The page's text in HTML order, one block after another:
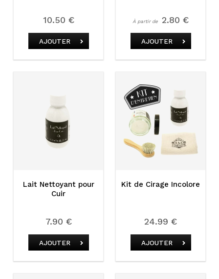
10.50 €
AJOUTER
À partir de 2.80 €
AJOUTER
Lait Nettoyant pour
Cuir
7.90 €
AJOUTER
Kit de Cirage Incolore
24.99 €
AJOUTER